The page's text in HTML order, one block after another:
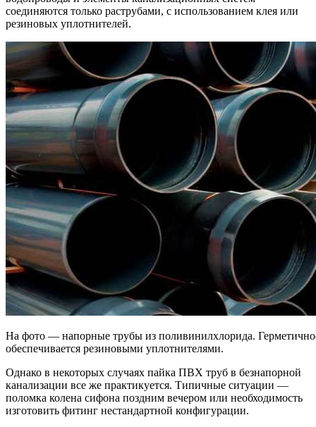
соединяются только раструбами, с использованием клея или
резиновых уплотнителей.
На фото — напорные трубы из поливинилхлорида.
обеспечивается резиновыми уплотнителями.
Однако в некоторых случаях пайка ПВХ труб в безнапорной
канализации все же практикуется. Типичные ситуации —
поломка колена сифона поздним вечером или необходимость
изготовить фитинг нестандартной конфигурации.